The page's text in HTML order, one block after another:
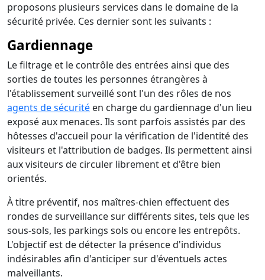
proposons plusieurs services dans le domaine de la
sécurité privée. Ces dernier sont les suivants :
Gardiennage
Le filtrage et le contrôle des entrées ainsi que des
sorties de toutes les personnes étrangères à
l'établissement surveillé sont l'un des rôles de nos
agents de sécurité en charge du gardiennage d'un lieu
exposé aux menaces. Ils sont parfois assistés par des
hôtesses d'accueil pour la vérification de l'identité des
visiteurs et l'attribution de badges. Ils permettent ainsi
aux visiteurs de circuler librement et d'être bien
orientés.
À titre préventif, nos maîtres-chien effectuent des
rondes de surveillance sur différents sites, tels que les
sous-sols, les parkings sols ou encore les entrepôts.
L'objectif est de détecter la présence d'individus
indésirables afin d'anticiper sur d'éventuels actes
malveillants.